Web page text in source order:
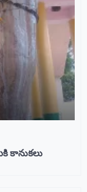
కానుకలు